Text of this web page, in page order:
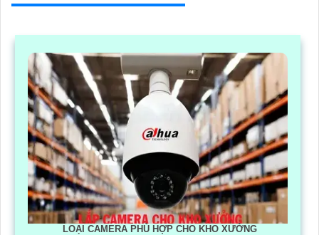
LOẠI CAMERA PHÙ HỢP CHO KHO XƯỞNG